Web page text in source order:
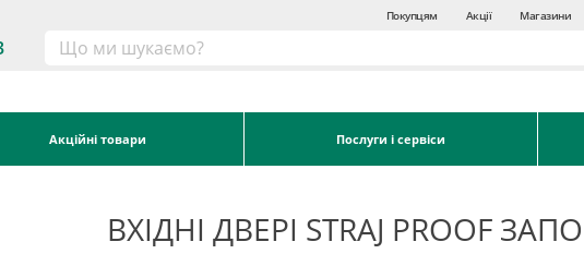
Покупцям Акції Магазини
Акційні товари Послуги і сервіси
ВХІДНІ ДВЕРІ STRAJ PROOF